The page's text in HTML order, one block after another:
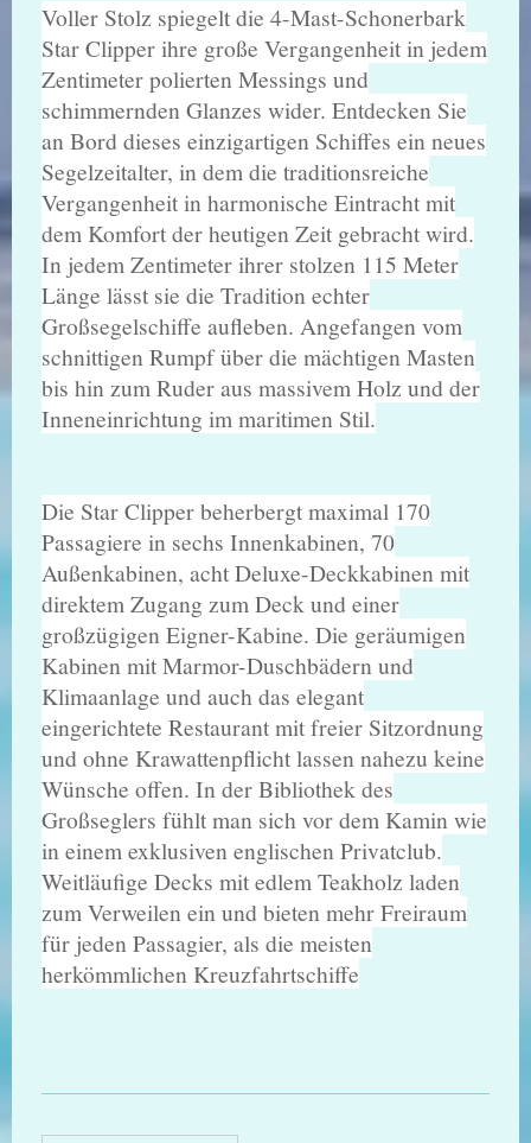
Voller Stolz spiegelt die 4-Mast-Schonerbark
Star Clipper ihre große Vergangenheit in jedem
Zentimeter polierten Messings und
schimmernden Glanzes wider. Entdecken Sie
an Bord dieses einzigartigen Schiffes ein neues
Segelzeitalter, in dem die traditionsreiche
Vergangenheit in harmonische Eintracht mit
dem Komfort der heutigen Zeit gebracht wird.
In jedem Zentimeter ihrer stolzen 115 Meter
Länge lässt sie die Tradition echter
Großsegelschiffe aufleben. Angefangen vom
schnittigen Rumpf über die mächtigen Masten
bis hin zum Ruder aus massivem Holz und der
Inneneinrichtung im maritimen Stil.
Die Star Clipper beherbergt maximal 170
Passagiere in sechs Innenkabinen, 70
Außenkabinen, acht Deluxe-Deckkabinen mit
direktem Zugang zum Deck und einer
großzügigen Eigner-Kabine. Die geräumigen
Kabinen mit Marmor-Duschbädern und
Klimaanlage und auch das elegant
eingerichtete Restaurant mit freier Sitzordnung
und ohne Krawattenpflicht lassen nahezu keine
Wünsche offen. In der Bibliothek des
Großseglers fühlt man sich vor dem Kamin wie
in einem exklusiven englischen Privatclub.
Weitläufige Decks mit edlem Teakholz laden
zum Verweilen ein und bieten mehr Freiraum
für jeden Passagier, als die meisten
herkömmlichen Kreuzfahrtschiffe